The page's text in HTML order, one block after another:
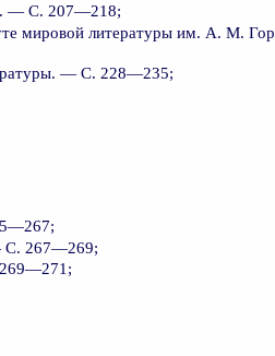
— С. 207—218;
мировой литературы им. А. М.
— С. 228—235;
С. 267—269;